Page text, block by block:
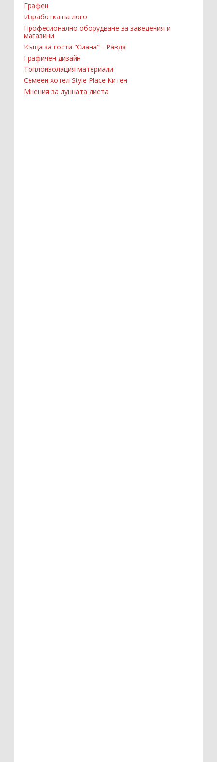
Графен
Изработка на лого
Професионално оборудване за заведения и
магазини
Къща за гости "Сиана" - Равда
Графичен дизайн
Топлоизолация материали
Семеен хотел Style Place Китен
Мнения за лунната диета